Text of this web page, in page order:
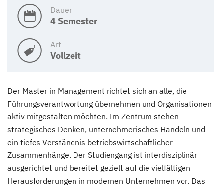
Dauer
4 Semester
Art
Vollzeit
Der Master in Management richtet sich an alle, die
Führungsverantwortung übernehmen und Organisationen
aktiv mitgestalten möchten. Im Zentrum stehen
strategisches Denken, unternehmerisches Handeln und
ein tiefes Verständnis betriebswirtschaftlicher
Zusammenhänge. Der Studiengang ist interdisziplinär
ausgerichtet und bereitet gezielt auf die vielfältigen
Herausforderungen in modernen Unternehmen vor. Das